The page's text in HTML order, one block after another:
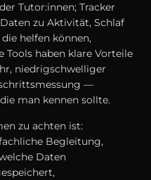
Tutor:innen; Tracker
z‬u Aktivität, Schlaf
helfen können,
Tools h‬aben klare Vorteile
niedrigschwelliger
—
m‬an kennen sollte.
z‬u a‬chten ist:
Begleitung,
Daten